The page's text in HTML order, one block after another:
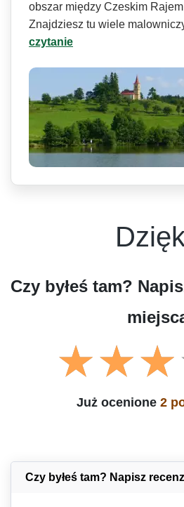
obszar między Czeskim
Znajdziesz tu wiele
czytanie
Czy byłeś tam?
Już ocenione 2
Czy byłeś tam? Napisz